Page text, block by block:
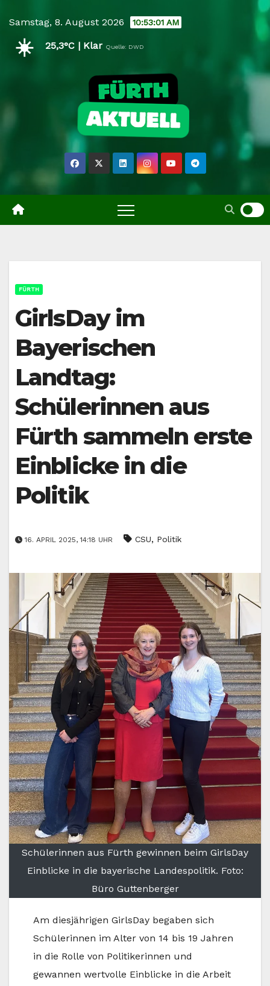
content
Samstag, 8. August 2026 10:53:02 AM
☀️ 25,3°C | Klar Quelle: DWD
FÜRTH
GirlsDay im
Bayerischen
Landtag:
Schülerinnen aus
Fürth sammeln erste
Einblicke in die
Politik
16. APRIL 2025, 14:18 UHR CSU, Politik
Schülerinnen aus Fürth gewinnen beim GirlsDay
Einblicke in die bayerische Landespolitik. Foto:
Büro Guttenberger
Am diesjährigen GirlsDay begaben sich
Schülerinnen im Alter von 14 bis 19 Jahren
in die Rolle von Politikerinnen und
gewannen wertvolle Einblicke in die Arbeit